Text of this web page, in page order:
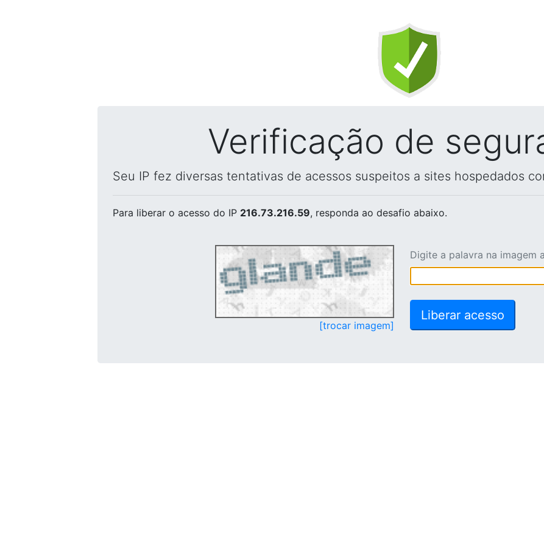
Verificação de
Seu IP fez diversas tentativas de acessos suspeitos a sites hospedados
Para liberar o acesso do IP 216.73.216.59, responda ao desafio abaixo.
[trocar imagem]
Digite a palavra na imagem